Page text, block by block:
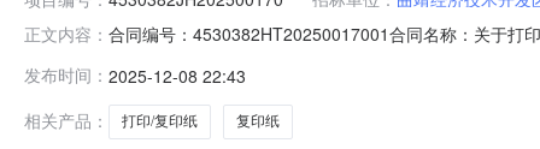
正文内容： 合同编号：4530382HT20250017001合同名称：关于打
构：进口产品审核前公示：采购公告（或单一来源审核
发布时间： 2025-12-08 22:43
相关产品：
打印/复印纸 复印纸